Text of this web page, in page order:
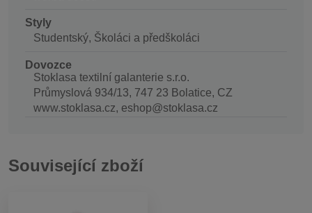
Styly
Studentský, Školáci a předškoláci
Dovozce
Stoklasa textilní galanterie s.r.o.
Průmyslová 934/13, 747 23 Bolatice, CZ
www.stoklasa.cz, eshop@stoklasa.cz
Související zboží